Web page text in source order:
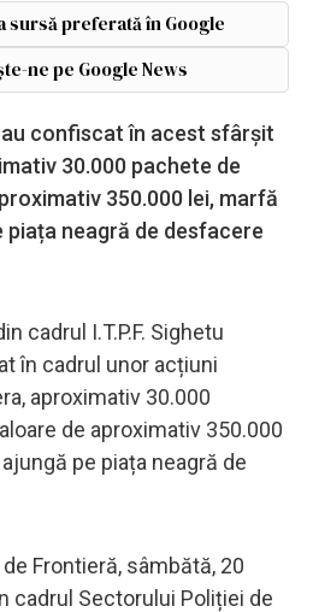
sursă preferată în Google
ne pe Google News
confiscat în acest sfârșit
30.000 pachete de
350.000 lei, marfă
piața neagră de desfacere
cadrul I.T.P.F. Sighetu
în cadrul unor acțiuni
aproximativ 30.000
de aproximativ 350.000
pe piața neagră de
Frontieră, sâmbătă, 20
cadrul Sectorului Poliției de